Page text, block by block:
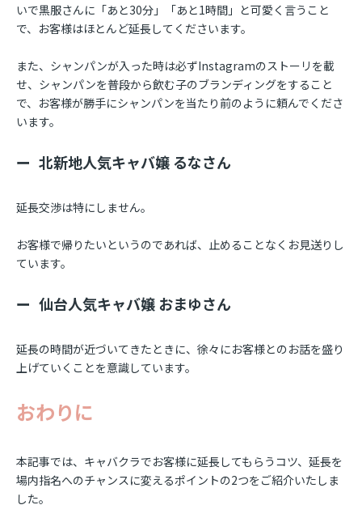
いで黒服さんに「あと30分」「あと1時間」と可愛く言うこと
で、お客様はほとんど延長してくださいます。
また、シャンパンが入った時は必ずInstagramのストーリを載
せ、シャンパンを普段から飲む子のブランディングをすること
で、お客様が勝手にシャンパンを当たり前のように頼んでくださ
います。
北新地人気キャバ嬢 るなさん
延長交渉は特にしません。
お客様で帰りたいというのであれば、止めることなくお見送りし
ています。
仙台人気キャバ嬢 おまゆさん
延長の時間が近づいてきたときに、徐々にお客様とのお話を盛り
上げていくことを意識しています。
おわりに
本記事では、キャバクラでお客様に延長してもらうコツ、延長を
場内指名へのチャンスに変えるポイントの2つをご紹介いたしま
した。